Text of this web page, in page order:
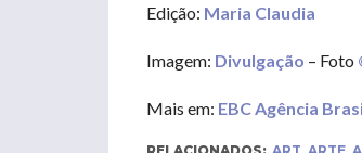
Edição: Maria Claudia
Imagem: Divulgação – Foto
Mais em: EBC Agência